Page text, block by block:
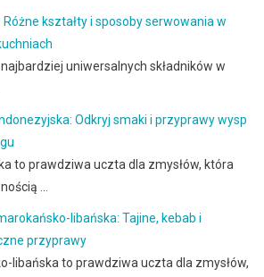
Różne kształty i sposoby serwowania w
uniwersalnych składników w
Odkryj smaki i przyprawy wysp
to prawdziwa uczta dla zmysłów, która
…
libańska: Tajine, kebab i
przyprawy
libańska to prawdziwa uczta dla zmysłów,